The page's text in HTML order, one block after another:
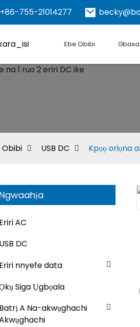
+86-755-21014277
Ebe Obibi
Obibi USB DC Kpọọ oriọna
Ngwaahịa
Eriri AC
USB DC
Eriri nnyefe data
Siga Ụgbọala
Batrị A Na-akwụghachi